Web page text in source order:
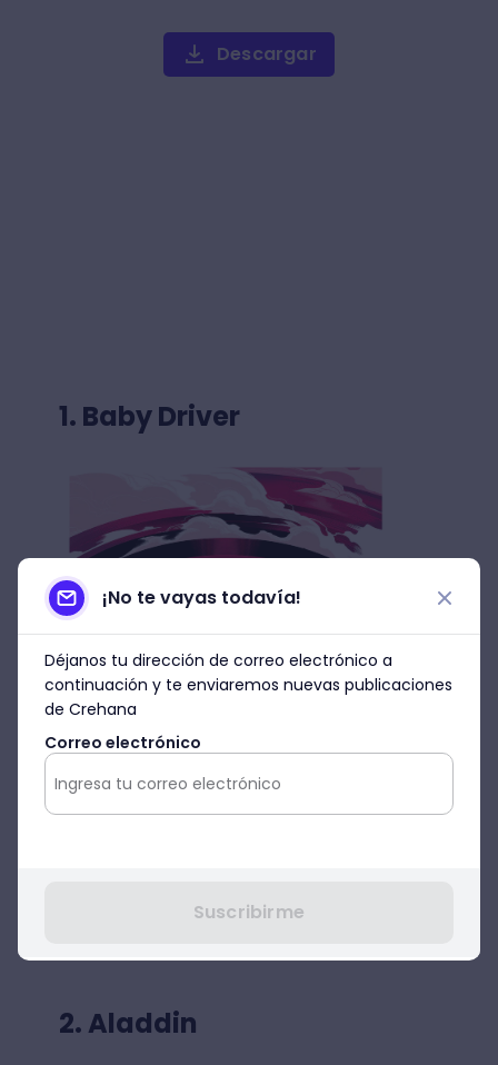
Descargar
1. Baby Driver
2. Aladdin
¡No te vayas todavía!
Déjanos tu dirección de correo electrónico a
continuación y te enviaremos nuevas publicaciones
de Crehana
Correo electrónico
Suscribirme